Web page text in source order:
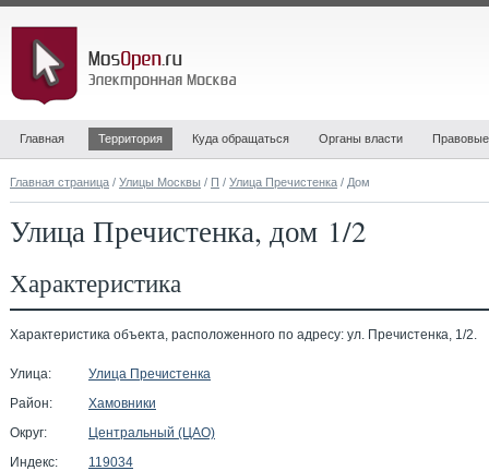
Главная Территория Куда обращаться Органы власти
Главная страница / Улицы Москвы / П / Улица Пречистенка / Дом
Улица Пречистенка, дом 1/2
Характеристика
Характеристика объекта, расположенного по адресу: ул. Пречистенка, 1/2.
Улица:
Улица Пречистенка
Район:
Хамовники
Округ:
Центральный (ЦАО)
Индекс:
119034